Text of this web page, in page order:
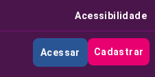
Acessibilidade
Acessar Cadastrar